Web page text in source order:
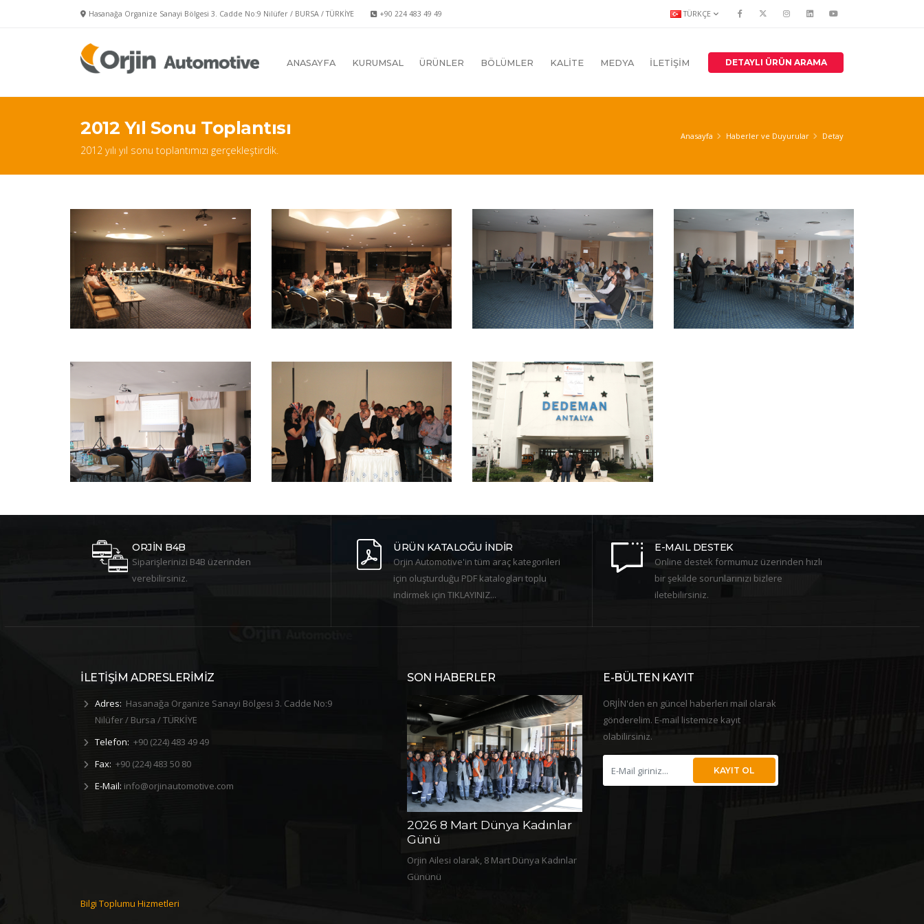
Hasanağa Organize Sanayi Bölgesi 3. Cadde No:9 Nilüfer / BURSA / TÜRKİYE +90 224 483 49 49 TÜRKÇE
ANASAYFA KURUMSAL ÜRÜNLER BÖLÜMLER KALİTE MEDYA İLETİŞİM DETAYLI ÜRÜN ARAMA
2012 Yıl Sonu Toplantısı
2012 yılı yıl sonu toplantımızı gerçekleştirdik.
Anasayfa Haberler ve Duyurular Detay
ORJİN B4B
Siparişlerinizi B4B üzerinden
verebilirsiniz.
ÜRÜN KATALOĞU İNDİR
Orjin Automotive'in tüm araç kategorileri
için oluşturduğu PDF katalogları toplu
indirmek için TIKLAYINIZ...
E-MAIL DESTEK
Online destek formumuz üzerinden hızlı
bir şekilde sorunlarınızı bizlere
iletebilirsiniz.
İLETİŞİM ADRESLERİMİZ
Adres: Hasanağa Organize Sanayi Bölgesi 3. Cadde No:9
Nilüfer / Bursa / TÜRKİYE
Telefon: +90 (224) 483 49 49
Fax: +90 (224) 483 50 80
E-Mail: info@orjinautomotive.com
SON HABERLER
2026 8 Mart Dünya Kadınlar
Günü
Orjin Ailesi olarak, 8 Mart Dünya Kadınlar
Gününü
E-BÜLTEN KAYIT
ORJİN'den en güncel haberleri mail olarak
gönderelim. E-mail listemize kayıt
olabilirsiniz.
KAYIT OL
Bilgi Toplumu Hizmetleri